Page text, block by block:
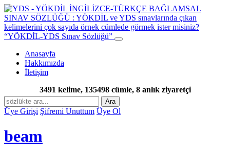
“YÖKDİL-YDS Sınav Sözlüğü”
Anasayfa
Hakkımızda
İletişim
3491 kelime, 135498 cümle, 8 anlık ziyaretçi
Ara
Üye Girişi Şifremi Unuttum Üye Ol
beam